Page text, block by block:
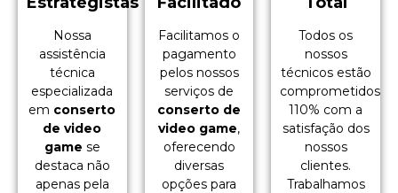
Nossa
assistência
técnica
especializada
em conserto
de video
game se
destaca não
apenas pela
Facilitamos o
pagamento
pelos nossos
serviços de
conserto de
video game,
oferecendo
diversas
opções para
Todos os
nossos
técnicos estão
comprometidos
110% com a
satisfação dos
nossos
clientes.
Trabalhamos